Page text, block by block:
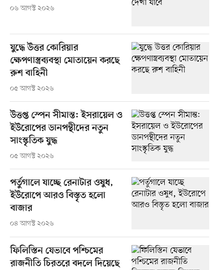
০৬ আগস্ট ২০২৬
যুদ্ধে উত্তর কোরিয়ার
ক্ষেপণাস্ত্রব্যবস্থা মোতায়েন করছে
রুশ বাহিনী
০৫ আগস্ট ২০২৬
উত্তপ্ত স্পেন সীমান্ত: ইসরায়েল ও
ইউরোপের ডানপন্থীদের নতুন
সাংস্কৃতিক যুদ্ধ
০৫ আগস্ট ২০২৬
পর্তুগালে যাচ্ছে রেনাটার ওষুধ,
ইউরোপে আরও বিস্তৃত হলো
বাজার
০৪ আগস্ট ২০২৬
ফিলিস্তিন যেভাবে পশ্চিমের
রাজনীতি চিরতরে বদলে দিয়েছে